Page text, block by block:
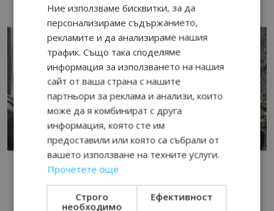
Ние използваме бисквитки, за да
персонализираме съдържанието,
рекламите и да анализираме нашия
трафик. Също така споделяме
информация за използването на нашия
сайт от ваша страна с нашите
партньори за реклама и анализи, които
може да я комбинират с друга
информация, която сте им
предоставили или която са събрали от
вашето използване на техните услуги.
Прочетете още
Строго
необходимо
Ефективност